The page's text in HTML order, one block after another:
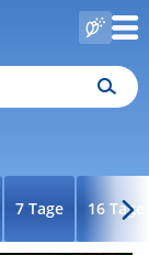
7 Tage 16 Tage